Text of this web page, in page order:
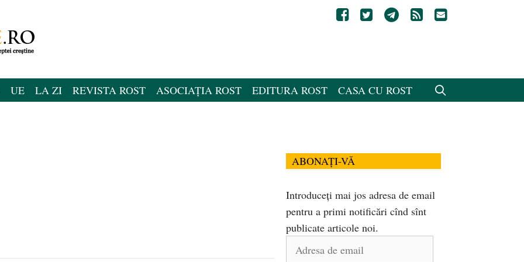
UE LA ZI REVISTA ROST ASOCIAȚIA ROST EDITURA ROST CASA CU ROST
ABONAȚI-VĂ
Introduceți mai jos adresa de email
pentru a primi notificări cînd sînt
publicate articole noi.
Adresa